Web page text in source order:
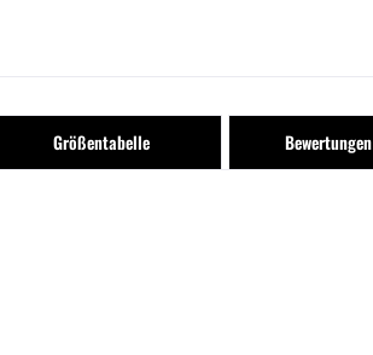
Größentabelle Bewertungen